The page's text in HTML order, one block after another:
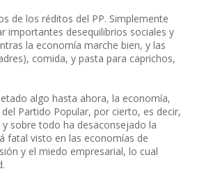
de los réditos del PP. Simplemente
importantes desequilibrios sociales y
la economía marche bien, y las
comida, y pasta para caprichos,
algo hasta ahora, la economía,
Partido Popular, por cierto, es decir,
sobre todo ha desaconsejado la
fatal visto en las economías de
y el miedo empresarial, lo cual